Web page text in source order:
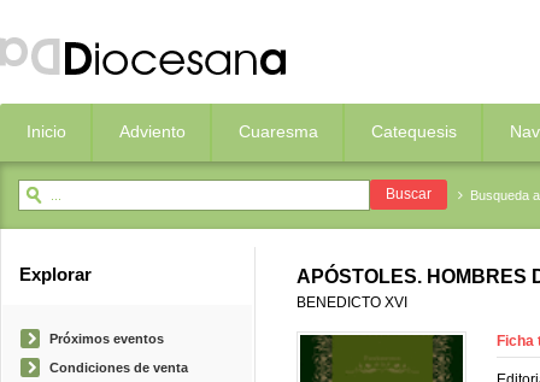
Inicio Adviento Cuaresma Catequesis
Busqueda
Explorar
Próximos eventos
Condiciones de venta
APÓSTOLES. HOMBRES
BENEDICTO XVI
Ficha